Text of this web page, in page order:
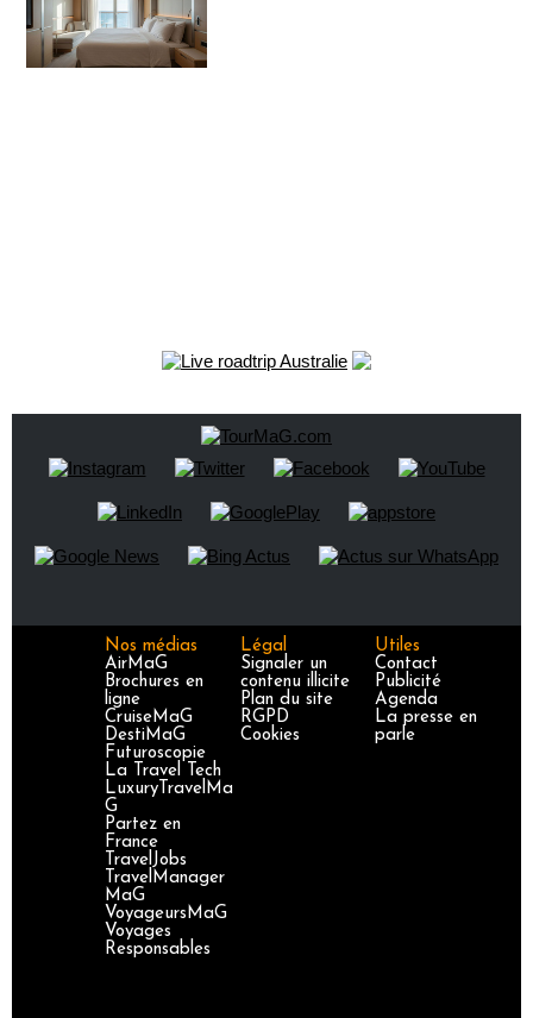
Nos médias
AirMaG
Brochures en
ligne
CruiseMaG
DestiMaG
Futuroscopie
La Travel Tech
LuxuryTravelMa
G
Partez en
France
TravelJobs
TravelManager
MaG
VoyageursMaG
Voyages
Responsables
Légal
Signaler un
contenu illicite
Plan du site
RGPD
Cookies
Utiles
Contact
Publicité
Agenda
La presse en
parle